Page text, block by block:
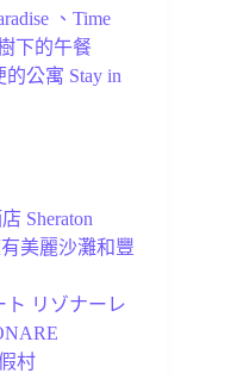
、Time
下的午餐
公寓 Stay in
Sheraton
有美麗沙灘和豐
ト リゾナーレ
村